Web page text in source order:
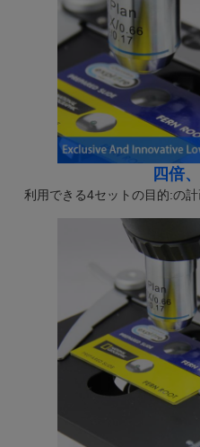
四倍
利用できる4セットの目的:の